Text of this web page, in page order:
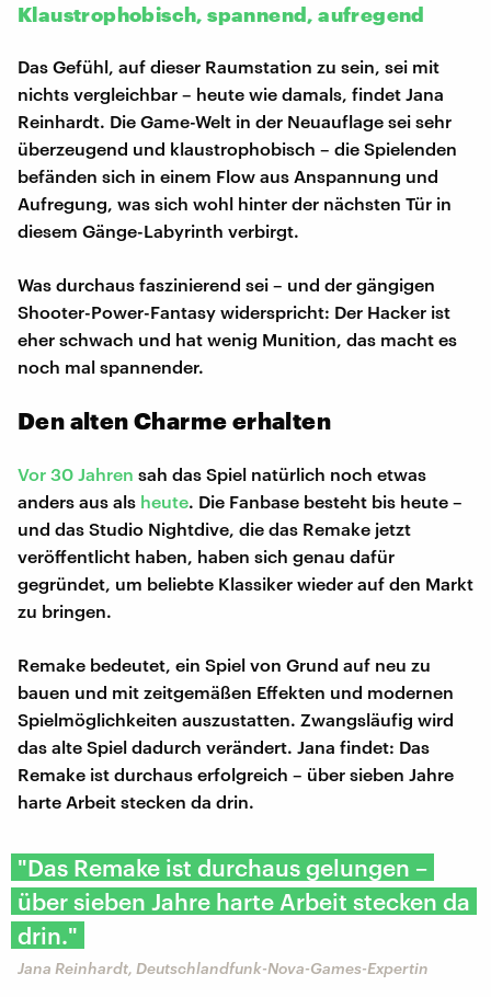
Klaustrophobisch, spannend, aufregend
Das Gefühl, auf dieser Raumstation zu sein, sei mit
nichts vergleichbar – heute wie damals, findet Jana
Reinhardt. Die Game-Welt in der Neuauflage sei sehr
überzeugend und klaustrophobisch – die Spielenden
befänden sich in einem Flow aus Anspannung und
Aufregung, was sich wohl hinter der nächsten Tür in
diesem Gänge-Labyrinth verbirgt.
Was durchaus faszinierend sei – und der gängigen
Shooter-Power-Fantasy widerspricht: Der Hacker ist
eher schwach und hat wenig Munition, das macht es
noch mal spannender.
Den alten Charme erhalten
Vor 30 Jahren sah das Spiel natürlich noch etwas
anders aus als heute. Die Fanbase besteht bis heute –
und das Studio Nightdive, die das Remake jetzt
veröffentlicht haben, haben sich genau dafür
gegründet, um beliebte Klassiker wieder auf den Markt
zu bringen.
Remake bedeutet, ein Spiel von Grund auf neu zu
bauen und mit zeitgemäßen Effekten und modernen
Spielmöglichkeiten auszustatten. Zwangsläufig wird
das alte Spiel dadurch verändert. Jana findet: Das
Remake ist durchaus erfolgreich – über sieben Jahre
harte Arbeit stecken da drin.
"Das Remake ist durchaus gelungen –
über sieben Jahre harte Arbeit stecken da
drin."
Jana Reinhardt, Deutschlandfunk-Nova-Games-Expertin